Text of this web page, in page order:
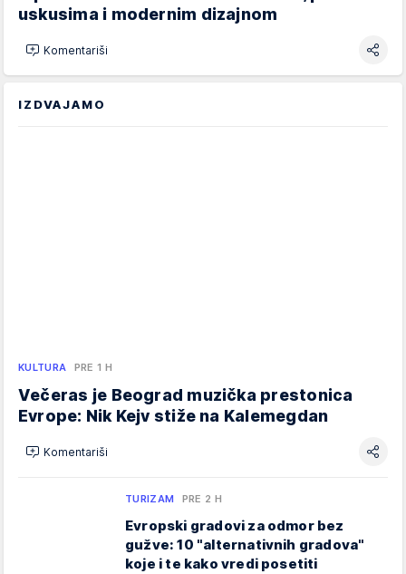
uskusima i modernim dizajnom
Komentariši
IZDVAJAMO
KULTURA PRE 1 H
Večeras je Beograd muzička prestonica
Evrope: Nik Kejv stiže na Kalemegdan
Komentariši
TURIZAM PRE 2 H
Evropski gradovi za odmor bez
gužve: 10 "alternativnih gradova"
koje i te kako vredi posetiti